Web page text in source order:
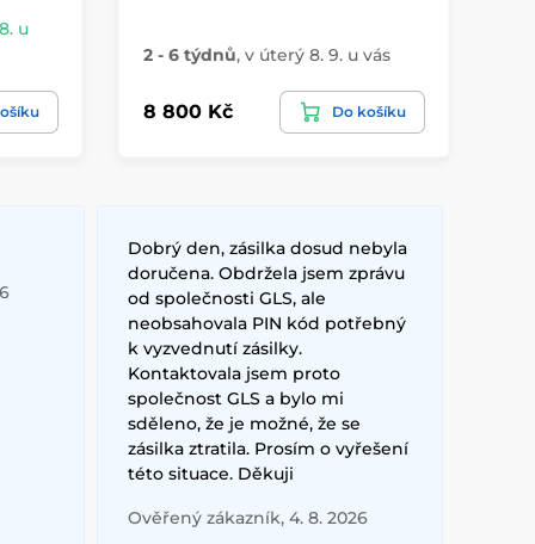
u
2 - 6 týdnů, v úterý 8. 9. u vás
8 800 Kč Do košíku
Dobrý den, zásilka dosud nebyla
doručena. Obdržela jsem zprávu
od společnosti GLS, ale
neobsahovala PIN kód potřebný
k vyzvednutí zásilky.
Kontaktovala jsem proto
společnost GLS a bylo mi
sděleno, že je možné, že se
zásilka ztratila. Prosím o vyřešení
této situace. Děkuji
Ověřený zákazník, 4. 8. 2026